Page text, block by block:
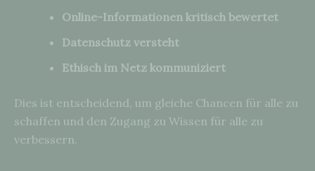
Online-Informationen kritisch bewertet
Datenschutz versteht
Ethisch im Netz kommuniziert
Dies ist entscheidend, um gleiche Chancen für alle zu
schaffen und den Zugang zu Wissen für alle zu
verbessern.